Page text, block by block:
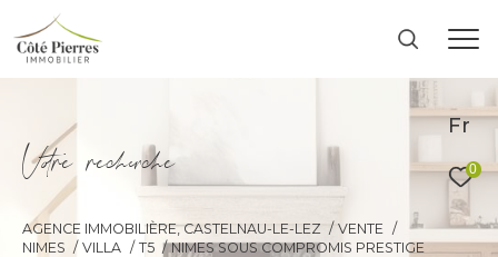
Fr
0
Vore recece
AGENCE IMMOBILIÈRE, CASTELNAU-LE-LEZ
VENTE
NIMES
VILLA T5 NIMES SOUS COMPROMIS PRESTIGE